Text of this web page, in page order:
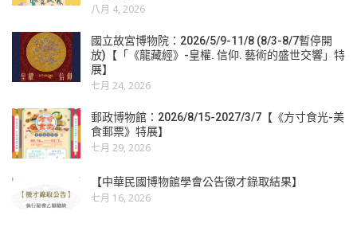
八月 4, 2026
國立故宮博物院：2026/5/9-11/8 (8/3-8/7暫停開
放)【「《龍藏經》-皇權. 信仰. 藝術的盛世交響」特
展】
七月 24, 2026
郵政博物館：2026/8/15-2027/3/7【《方寸食光-美
食郵票》特展】
七月 29, 2026
【中華民國博物館學會公告徵才錄取結果】
七月 16, 2026